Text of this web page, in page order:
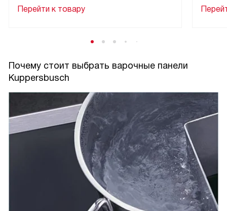
Перейти к товару
Почему стоит выбрать варочные панели
Kuppersbusch